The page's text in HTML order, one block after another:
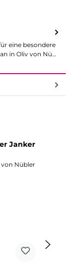
eine besondere
in Oliv von Nü…
Janker